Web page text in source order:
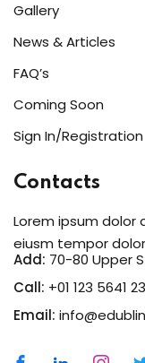
Gallery
News & Articles
FAQ’s
Coming Soon
Sign In/Registration
Contacts
Lorem ipsum
eiusm tempor
Add: 70-80 Upper
Call: +01 123 5641
Email: